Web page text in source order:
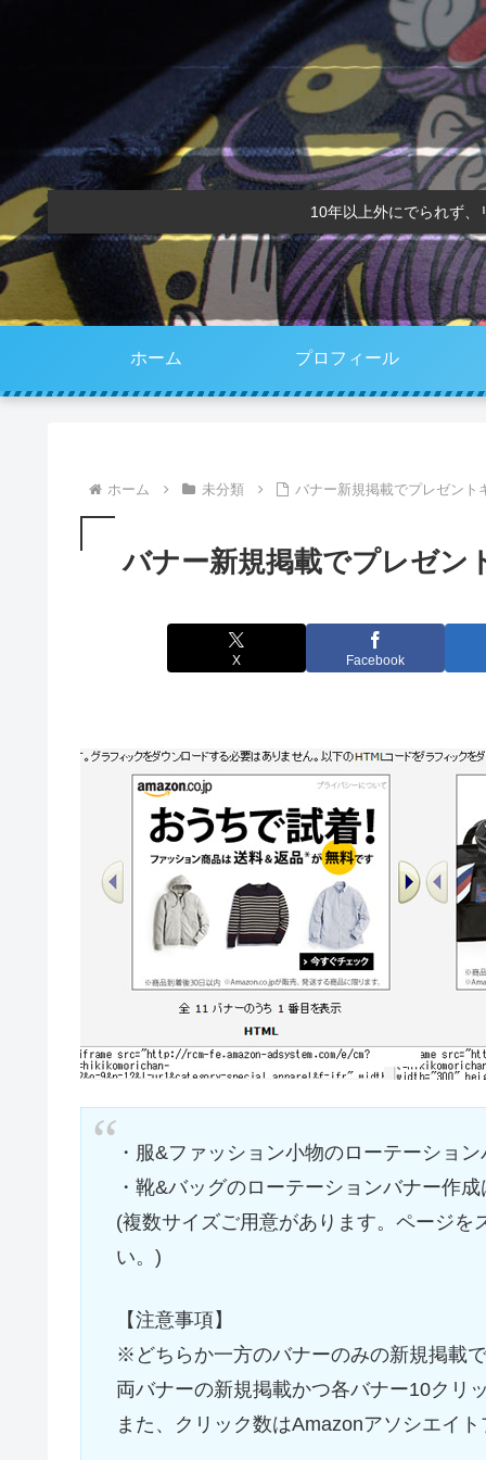
10年以上外にでられず
ホーム プロフィール
ホーム 未分類 バナー新規掲載でプレゼント
バナー新規掲載でプレゼン
X Facebook
・服&ファッション小物のローテーショ
・靴&バッグのローテーションバナー作成
(複数サイズご用意があります。ページ
い。)
【注意事項】
※どちらか一方のバナーのみの新規掲載
両バナーの新規掲載かつ各バナー10クリ
また、クリック数はAmazonアソシエイ